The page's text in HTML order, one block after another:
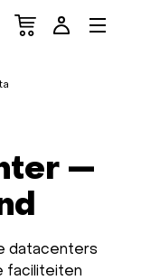
—
datacenters
faciliteiten